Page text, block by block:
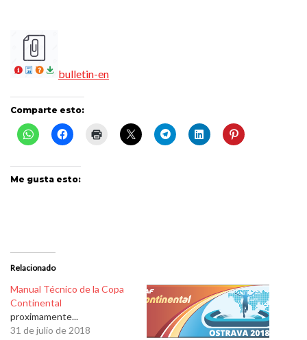
bulletin-en
Comparte esto:
Me gusta esto:
Relacionado
Manual Técnico de la Copa
Continental
proximamente...
31 de julio de 2018